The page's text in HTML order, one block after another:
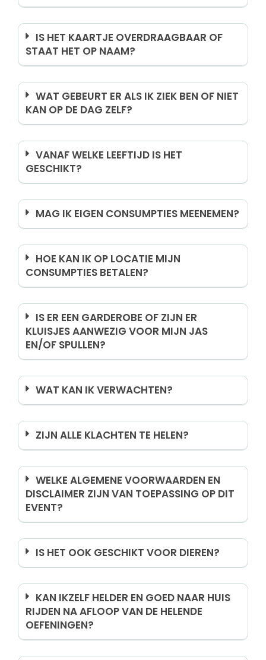
IS HET KAARTJE OVERDRAAGBAAR OF
STAAT HET OP NAAM?
WAT GEBEURT ER ALS IK ZIEK BEN OF NIET
KAN OP DE DAG ZELF?
VANAF WELKE LEEFTIJD IS HET
GESCHIKT?
MAG IK EIGEN CONSUMPTIES MEENEMEN?
HOE KAN IK OP LOCATIE MIJN
CONSUMPTIES BETALEN?
IS ER EEN GARDEROBE OF ZIJN ER
KLUISJES AANWEZIG VOOR MIJN JAS
EN/OF SPULLEN?
WAT KAN IK VERWACHTEN?
ZIJN ALLE KLACHTEN TE HELEN?
WELKE ALGEMENE VOORWAARDEN EN
DISCLAIMER ZIJN VAN TOEPASSING OP DIT
EVENT?
IS HET OOK GESCHIKT VOOR DIEREN?
KAN IKZELF HELDER EN GOED NAAR HUIS
RIJDEN NA AFLOOP VAN DE HELENDE
OEFENINGEN?